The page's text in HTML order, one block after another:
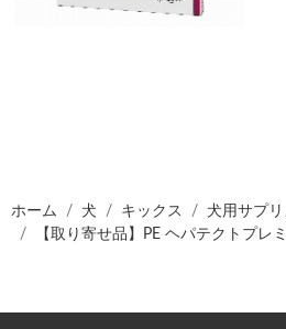
ホーム 犬 キックス 犬用サプリ
【取り寄せ品】PE ヘパテクトプ